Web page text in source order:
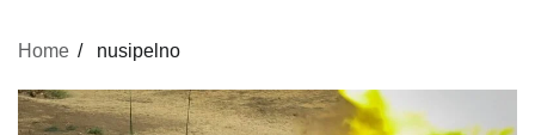
Home nusipelno